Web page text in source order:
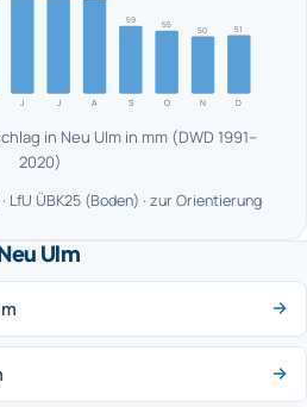
J J A S
59
O
55
N
50
D
51
in Neu Ulm in mm (DWD 1991–
2020)
LfU ÜBK25 (Boden) · zur Orientierung
Ulm